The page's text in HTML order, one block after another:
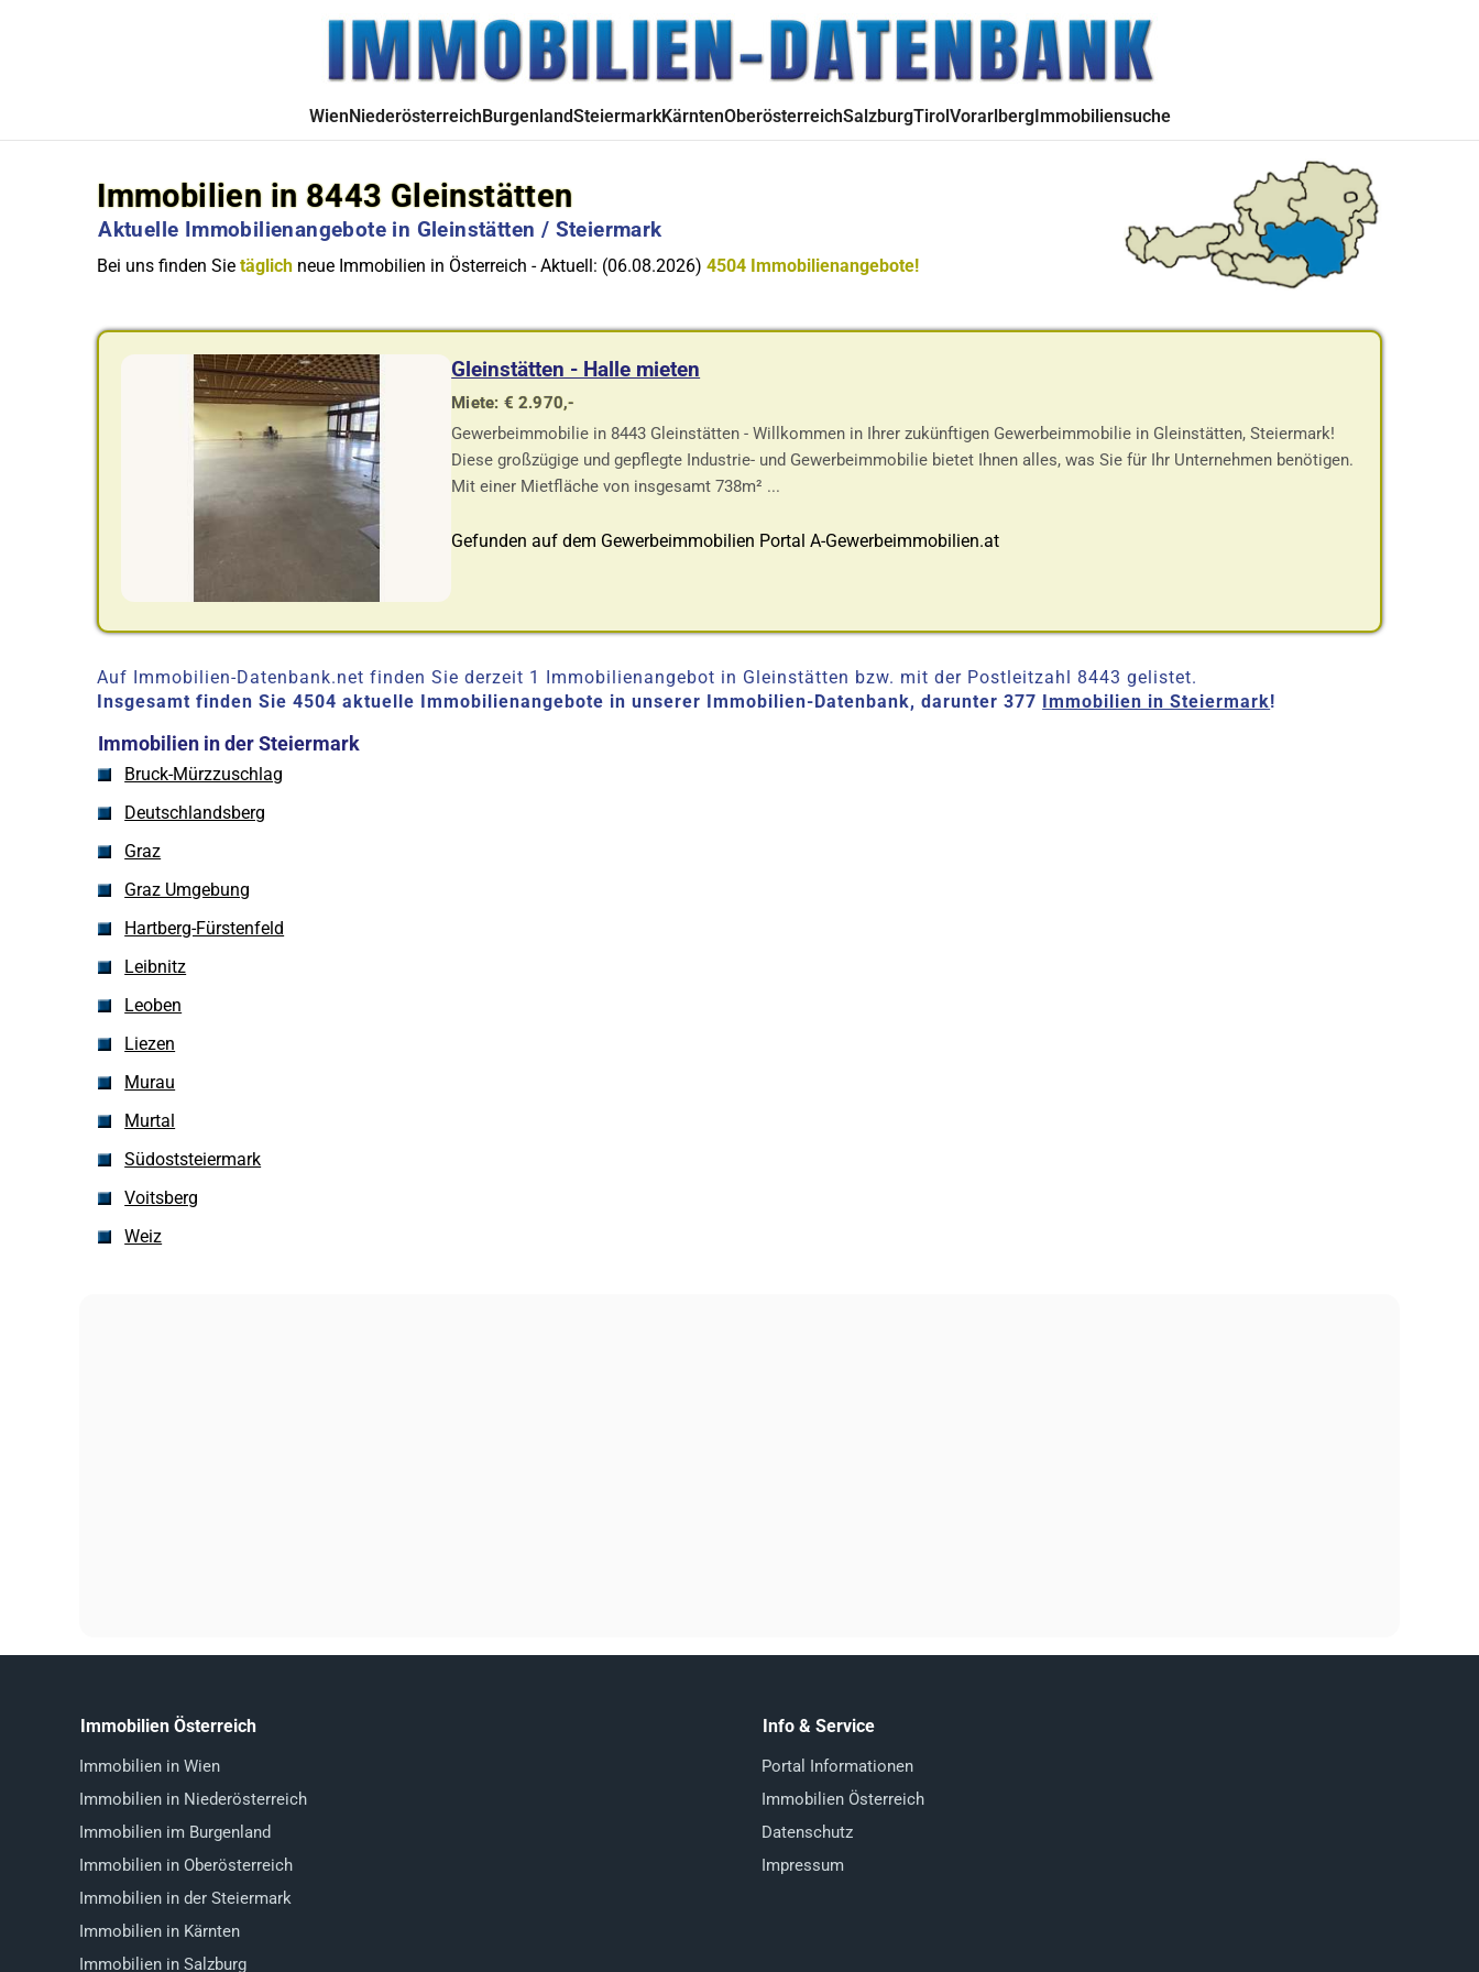
WienNiederösterreichBurgenlandSteiermarkKärntenOberösterreichSalzburgTirolVorarlbergImmobiliensuche
Immobilien in 8443 Gleinstätten
Aktuelle Immobilienangebote in Gleinstätten / Steiermark
Bei uns finden Sietäglich neue Immobilien in Österreich - Aktuell: (06.08.2026)4504 Immobilienangebote!
Gleinstätten - Halle mieten
Miete: € 2.970,-
Gewerbeimmobilie in 8443 Gleinstätten - Willkommen in Ihrer zukünftigen Gewerbeimmobilie in Gleinstätten, Steiermark!
Diese großzügige und gepflegte Industrie- und Gewerbeimmobilie bietet Ihnen alles, was Sie für Ihr Unternehmen benötigen.
Mit einer Mietfläche von insgesamt 738m² ...
Gefunden auf dem Gewerbeimmobilien Portal A-Gewerbeimmobilien.at
Auf Immobilien-Datenbank.net finden Sie derzeit 1 Immobilienangebot in Gleinstätten bzw. mit der Postleitzahl 8443 gelistet.
Insgesamt finden Sie 4504 aktuelle Immobilienangebote in unserer Immobilien-Datenbank, darunter 377
Immobilien in Steiermark!
Immobilien in der Steiermark
Bruck-Mürzzuschlag
Deutschlandsberg
Graz
Graz Umgebung
Hartberg-Fürstenfeld
Leibnitz
Leoben
Liezen
Murau
Murtal
Südoststeiermark
Voitsberg
Weiz
Immobilien Österreich
Immobilien in Wien
Immobilien in Niederösterreich
Immobilien im Burgenland
Immobilien in Oberösterreich
Immobilien in der Steiermark
Immobilien in Kärnten
Immobilien in Salzburg
Info & Service
Portal Informationen
Immobilien Österreich
Datenschutz
Impressum